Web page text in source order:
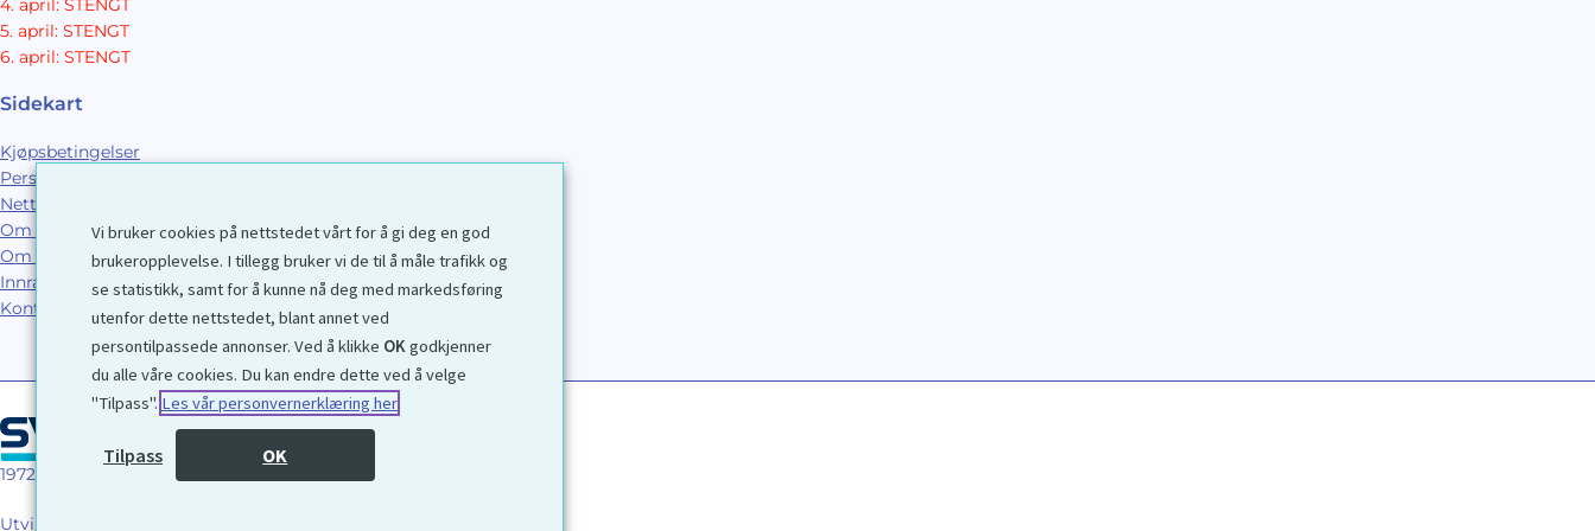
4. april: STENGT
5. april: STENGT
6. april: STENGT
Sidekart
Kjøpsbetingelser
Personvernerklæring
Nettbutikk
Om Galleri D40
Om grafikk
Innramming
Kontakt
1972 © Galleri D40 AS
Utviklet av
Vi bruker cookies på nettstedet vårt for å gi deg en god
brukeropplevelse. I tillegg bruker vi de til å måle trafikk og
se statistikk, samt for å kunne nå deg med markedsføring
utenfor dette nettstedet, blant annet ved
persontilpassede annonser. Ved å klikke OKgodkjenner
du alle våre cookies. Du kan endre dette ved å velge
"Tilpass". Les vår personvernerklæring her
Tilpass OK